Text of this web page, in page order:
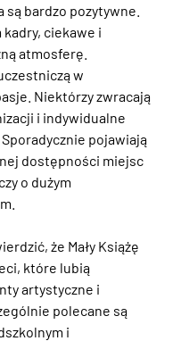
są bardzo pozytywne.
ciekawe i
atmosferę.
w
Niektórzy zwracają
i indywidualne
pojawiają
dostępności miejsc
o dużym
że Mały Książę
które lubią
artystyczne i
polecane są
i